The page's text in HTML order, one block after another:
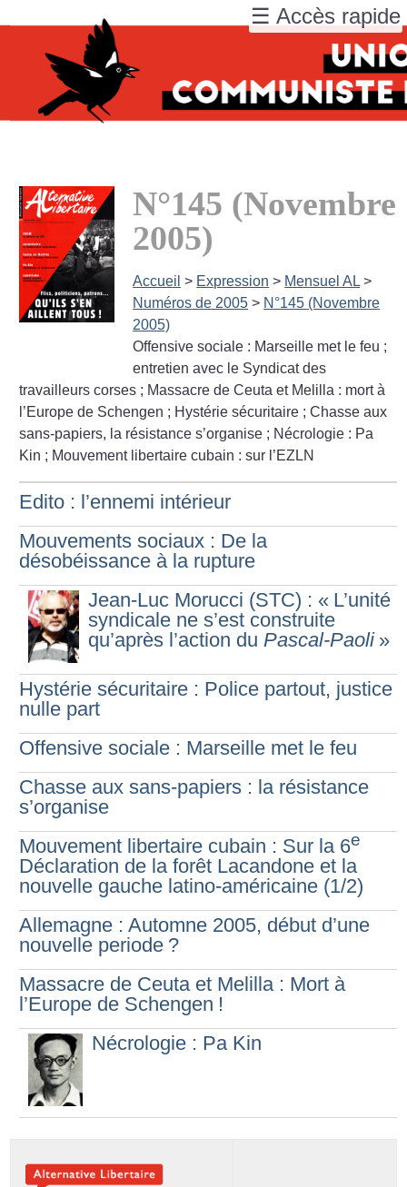
N°145 (Novembre
2005)
Accueil > Expression > Mensuel AL >
Numéros de 2005 > N°145 (Novembre
2005)
Offensive sociale : Marseille met le feu ;
entretien avec le Syndicat des
travailleurs corses ; Massacre de Ceuta et Melilla : mort à
l’Europe de Schengen ; Hystérie sécuritaire ; Chasse aux
sans-papiers, la résistance s’organise ; Nécrologie : Pa
Kin ; Mouvement libertaire cubain : sur l’EZLN
Edito : l’ennemi intérieur
Mouvements sociaux : De la
désobéissance à la rupture
Jean-Luc Morucci (STC) : « L’unité
syndicale ne s’est construite
qu’après l’action du Pascal-Paoli »
Hystérie sécuritaire : Police partout, justice
nulle part
Offensive sociale : Marseille met le feu
Chasse aux sans-papiers : la résistance
s’organise
Mouvement libertaire cubain : Sur la 6e
Déclaration de la forêt Lacandone et la
nouvelle gauche latino-américaine (1/2)
Allemagne : Automne 2005, début d’une
nouvelle periode ?
Massacre de Ceuta et Melilla : Mort à
l’Europe de Schengen !
Nécrologie : Pa Kin
☰ Accès rapide